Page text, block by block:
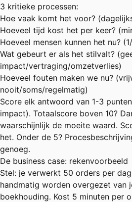
3 kritieke processen:
Hoe vaak komt het voor?
Hoeveel tijd kost het per keer?
Hoeveel mensen kunnen het nu?
Wat gebeurt er als het stilvalt?
impact/vertraging/omzetverlies)
Hoeveel fouten maken we nu?
nooit/soms/regelmatig)
Score elk antwoord van 1-3
impact). Totaalscore boven 10?
waarschijnlijk de moeite waard.
het. Onder de 5?
genoeg.
De business case: rekenvoorbeeld
Stel: je verwerkt 50 orders per
handmatig worden overgezet van
boekhouding. Kost 5 minuten per